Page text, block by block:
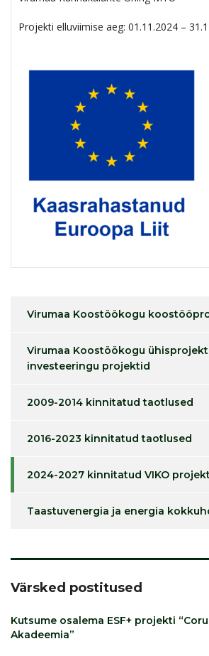
Projekti elluviimise aeg: 01.11.2024 –
Virumaa Koostöökogu
Virumaa Koostöökogu
investeeringu projektid
2009-2014 kinnitatud taotlused
2016-2023 kinnitatud taotlused
2024-2027 kinnitatud VIKO
Taastuvenergia ja energia
Värsked postitused
Kutsume osalema ESF+ projekti
Akadeemia”